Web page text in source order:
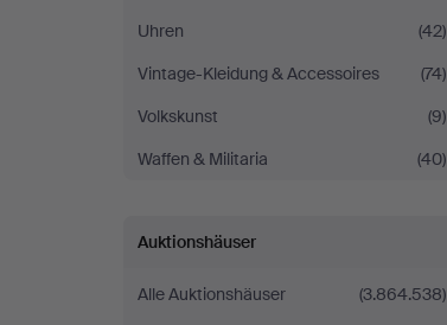
Uhren
(42)
Vintage-Kleidung & Accessoires
(74)
Volkskunst
(9)
Waffen & Militaria
(40)
Auktionshäuser
Alle Auktionshäuser
(3.864.538)